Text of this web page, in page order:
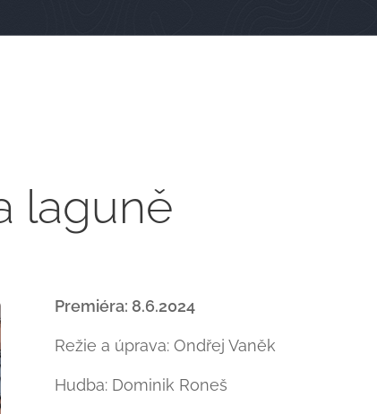
laguně
Premiéra: 8.6.2024
Režie a úprava: Ondřej Vaněk
Hudba: Dominik Roneš